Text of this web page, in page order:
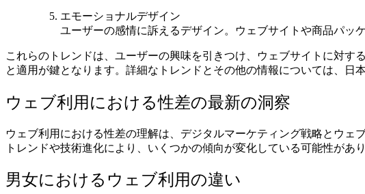
エモーショナルデザイン
ユーザーの感情に訴えるデザイン。ウェブサイトや商品パッ
これらのトレンドは、ユーザーの興味を引きつけ、ウェブサイトに対
と適用が鍵となります。詳細なトレンドとその他の情報については、日
ウェブ利用における性差の最新の洞察
ウェブ利用における性差の理解は、デジタルマーケティング戦略とウ
トレンドや技術進化により、いくつかの傾向が変化している可能性があり
男女におけるウェブ利用の違い